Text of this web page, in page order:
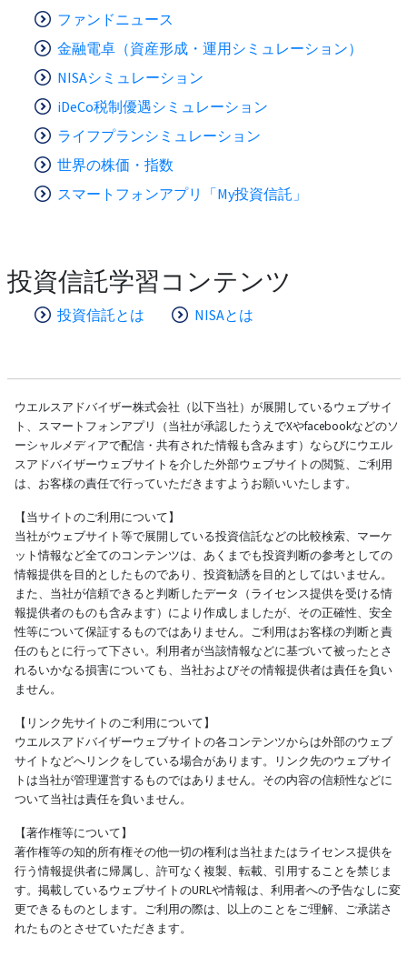
ファンドニュース
金融電卓（資産形成・運用シミュレーション）
NISAシミュレーション
iDeCo税制優遇シミュレーション
ライフプランシミュレーション
世界の株価・指数
スマートフォンアプリ「My投資信託」
投資信託学習コンテンツ
投資信託とは NISAとは
ウエルスアドバイザー株式会社（以下当社）が展開しているウェブサイ
ト、スマートフォンアプリ（当社が承認したうえでXやfacebookなどのソ
ーシャルメディアで配信・共有された情報も含みます）ならびにウエル
スアドバイザーウェブサイトを介した外部ウェブサイトの閲覧、ご利用
は、お客様の責任で行っていただきますようお願いいたします。
【当サイトのご利用について】
当社がウェブサイト等で展開している投資信託などの比較検索、マーケ
ット情報など全てのコンテンツは、あくまでも投資判断の参考としての
情報提供を目的としたものであり、投資勧誘を目的としてはいません。
また、当社が信頼できると判断したデータ（ライセンス提供を受ける情
報提供者のものも含みます）により作成しましたが、その正確性、安全
性等について保証するものではありません。ご利用はお客様の判断と責
任のもとに行って下さい。利用者が当該情報などに基づいて被ったとさ
れるいかなる損害についても、当社およびその情報提供者は責任を負い
ません。
【リンク先サイトのご利用について】
ウエルスアドバイザーウェブサイトの各コンテンツからは外部のウェブ
サイトなどへリンクをしている場合があります。リンク先のウェブサイ
トは当社が管理運営するものではありません。その内容の信頼性などに
ついて当社は責任を負いません。
【著作権等について】
著作権等の知的所有権その他一切の権利は当社またはライセンス提供を
行う情報提供者に帰属し、許可なく複製、転載、引用することを禁じま
す。掲載しているウェブサイトのURLや情報は、利用者への予告なしに変
更できるものとします。ご利用の際は、以上のことをご理解、ご承諾さ
れたものとさせていただきます。